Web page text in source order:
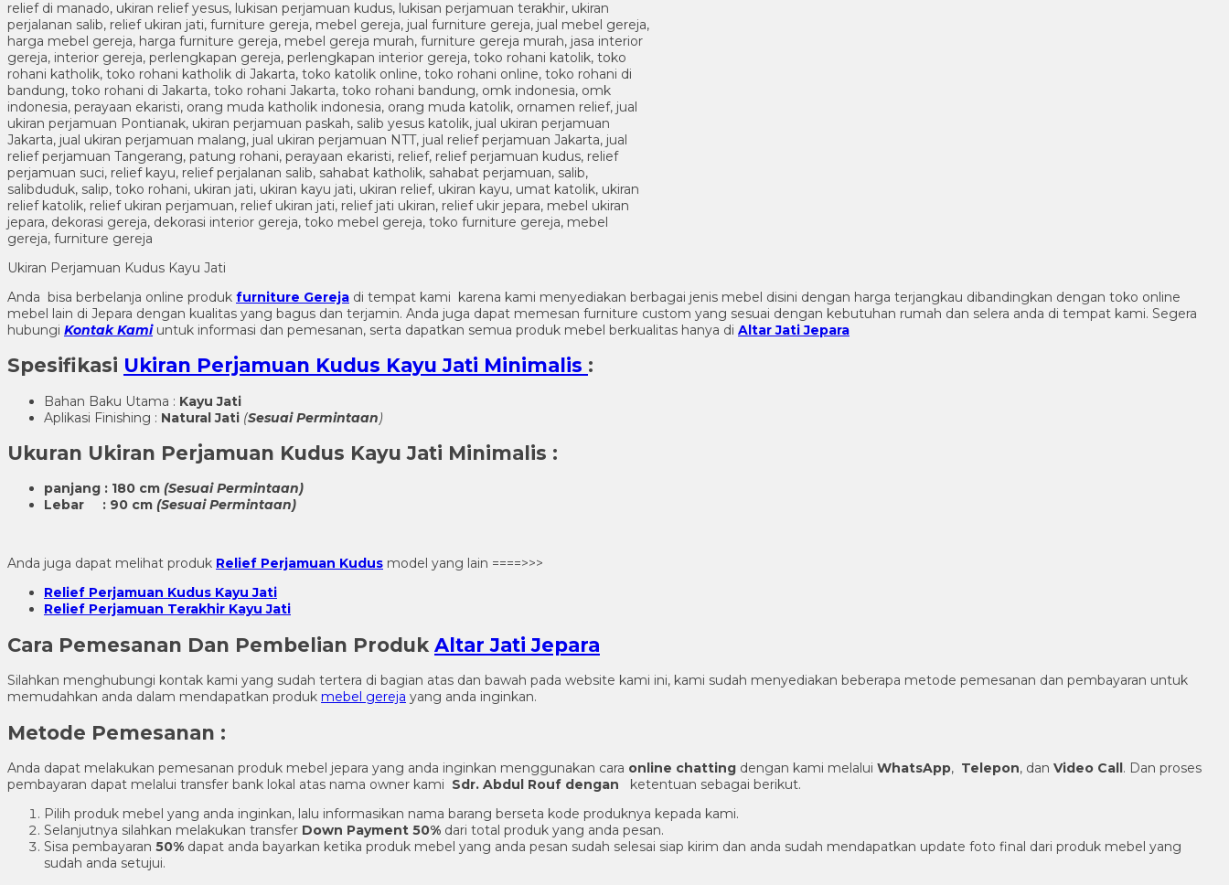
Ukiran Perjamuan Kudus Kayu Jati
Anda bisa berbelanja online produk furniture Gereja di tempat kami karena kami menyediakan berbagai jenis mebel disini dengan harga terjangkau dibandingkan dengan toko online
mebel lain di Jepara dengan kualitas yang bagus dan terjamin. Anda juga dapat memesan furniture custom yang sesuai dengan kebutuhan rumah dan selera anda di tempat kami. Segera
hubungi Kontak Kamiuntuk informasi dan pemesanan, serta dapatkan semua produk mebel berkualitas hanya di Altar Jati Jepara
Spesifikasi Ukiran Perjamuan Kudus Kayu Jati Minimalis :
Bahan Baku Utama : Kayu Jati
Aplikasi Finishing : Natural Jati (Sesuai Permintaan)
Ukuran Ukiran Perjamuan Kudus Kayu Jati Minimalis :
panjang : 180 cm (Sesuai Permintaan)
Lebar : 90 cm (Sesuai Permintaan)
Anda juga dapat melihat produk Relief Perjamuan Kudus model yang lain ====>>>
Relief Perjamuan Kudus Kayu Jati
Relief Perjamuan Terakhir Kayu Jati
Cara Pemesanan Dan Pembelian Produk Altar Jati Jepara
Silahkan menghubungi kontak kami yang sudah tertera di bagian atas dan bawah pada website kami ini, kami sudah menyediakan beberapa metode pemesanan dan pembayaran untuk
memudahkan anda dalam mendapatkan produk mebel gereja yang anda inginkan.
Metode Pemesanan :
Anda dapat melakukan pemesanan produk mebel jepara yang anda inginkan menggunakan cara online chatting dengan kami melalui WhatsApp, Telepon, dan Video Call. Dan proses
pembayaran dapat melalui transfer bank lokal atas nama owner kami Sdr. Abdul Rouf dengan ketentuan sebagai berikut.
Pilih produk mebel yang anda inginkan, lalu informasikan nama barang berseta kode produknya kepada kami.
Selanjutnya silahkan melakukan transfer Down Payment 50% dari total produk yang anda pesan.
Sisa pembayaran 50% dapat anda bayarkan ketika produk mebel yang anda pesan sudah selesai siap kirim dan anda sudah mendapatkan update foto final dari produk mebel yang
sudah anda setujui.